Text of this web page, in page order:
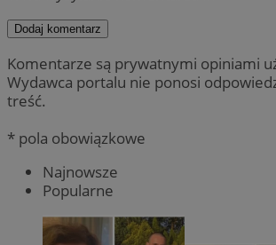
Dodaj komentarz
Komentarze są prywatnymi opiniami
Wydawca portalu nie ponosi
treść.
* pola obowiązkowe
Najnowsze
Popularne